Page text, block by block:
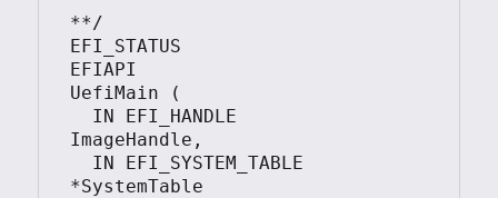
**/
EFI_STATUS
EFIAPI
UefiMain (
ImageHandle,
*SystemTable